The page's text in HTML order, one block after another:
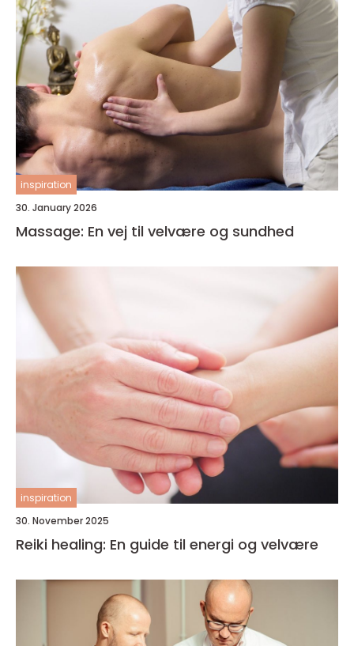
inspiration
30. January 2026
Massage: En vej til velvære og sundhed
inspiration
30. November 2025
Reiki healing: En guide til energi og velvære